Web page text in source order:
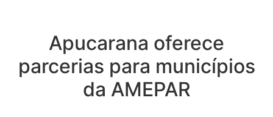
Apucarana oferece
parcerias para municípios
da AMEPAR